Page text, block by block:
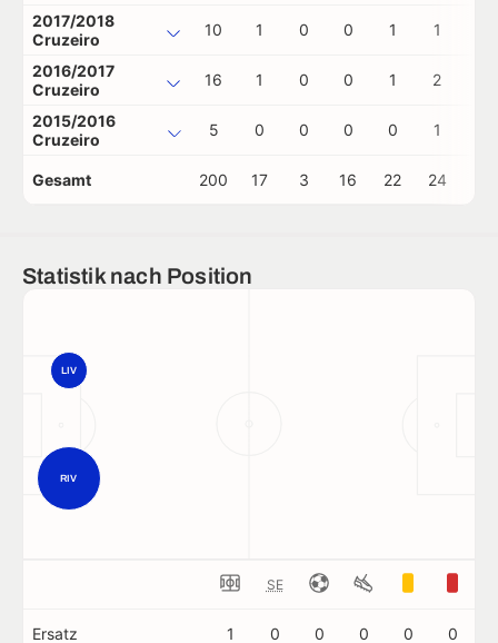
2017/2018
Cruzeiro
10 1 0 0 1 1
2016/2017
Cruzeiro
16 1 0 0 1 2
2015/2016
Cruzeiro
5 0 0 0 0 1
Gesamt 200 17 3 16 22 24
Statistik nach Position
RIV
LIV
SE
Ersatz 1 0 0 0 0 0